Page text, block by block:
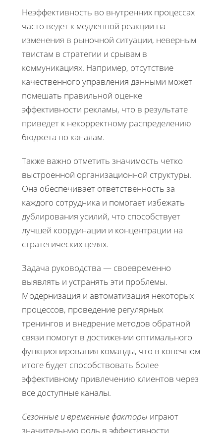
Неэффективность во внутренних процессах
часто ведет к медленной реакции на
изменения в рыночной ситуации, неверным
твистам в стратегии и срывам в
коммуникациях. Например, отсутствие
качественного управления данными может
помешать правильной оценке
эффективности рекламы, что в результате
приведет к некорректному распределению
бюджета по каналам.
Также важно отметить значимость четко
выстроенной организационной структуры.
Она обеспечивает ответственность за
каждого сотрудника и помогает избежать
дублирования усилий, что способствует
лучшей координации и концентрации на
стратегических целях.
Задача руководства — своевременно
выявлять и устранять эти проблемы.
Модернизация и автоматизация некоторых
процессов, проведение регулярных
тренингов и внедрение методов обратной
связи помогут в достижении оптимального
функционирования команды, что в конечном
итоге будет способствовать более
эффективному привлечению клиентов через
все доступные каналы.
Сезонные и временные факторы играют
значительную роль в эффективности